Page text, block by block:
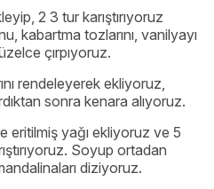
2 3 tur karıştırıyoruz
kabartma tozlarını, vanilyayı
çırpıyoruz.
rendeleyerek ekliyoruz,
sonra kenara alıyoruz.
eritilmiş yağı ekliyoruz ve 5
Soyup ortadan
diziyoruz.